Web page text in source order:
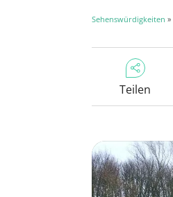
Sehenswürdigkeiten »
Teilen